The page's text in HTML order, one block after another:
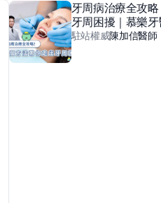
牙周病治療全攻
牙周困擾｜慕樂
駐站權威陳加信醫師